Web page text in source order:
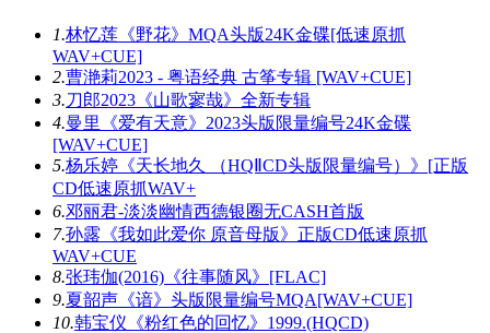
1.林忆莲《野花》MQA头版24K金碟[低速原抓
WAV+CUE]
2.曹滟莉2023 - 粤语经典 古筝专辑 [WAV+CUE]
3.刀郎2023《山歌寥哉》全新专辑
4.曼里《爱有天意》2023头版限量编号24K金碟
[WAV+CUE]
5.杨乐婷《天长地久 （HQⅡCD头版限量编号）》[正版
CD低速原抓WAV+
6.邓丽君-淡淡幽情西德银圈无CASH首版
7.孙露《我如此爱你 原音母版》正版CD低速原抓
WAV+CUE
8.张玮伽(2016)《往事随风》[FLAC]
9.夏韶声《谙》头版限量编号MQA[WAV+CUE]
10.韩宝仪《粉红色的回忆》1999.(HQCD)